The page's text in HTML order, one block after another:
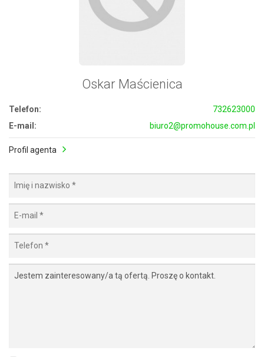
Oskar Maścienica
Telefon:
732623000
E-mail:
biuro2@promohouse.com.pl
Profil agenta